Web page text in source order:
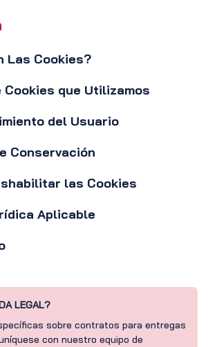
Las Cookies?
Cookies que Utilizamos
del Usuario
Conservación
las Cookies
Aplicable
LEGAL?
sobre contratos para entregas
con nuestro equipo de